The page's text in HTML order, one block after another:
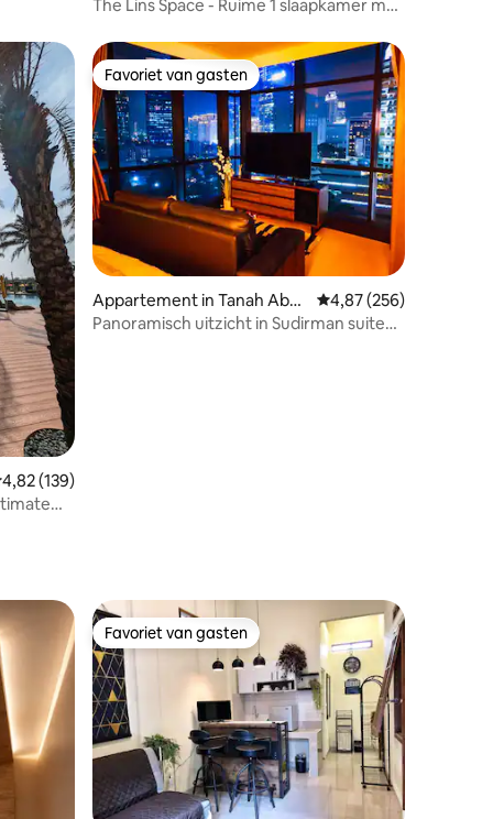
The Lins Space - Ruime 1 slaapkamer met
beoordeling van 4,82 uit 5, 139 recensies
4,82 (139)
Favoriet van gasten
Favoriet van gasten
Appartement in Tanah Aban
g
Gemiddelde
4,87 (256)
Panoramisch uitzicht in Sudirman suite
Favoriet van gasten
Favoriet van gasten